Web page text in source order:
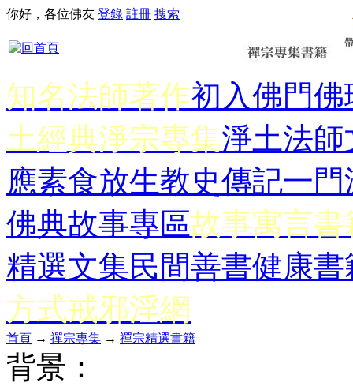
你好，各位佛友 登錄 註冊 搜索
知名法師著作初入佛門佛
土經典淨宗專集淨土法師
應素食放生教史傳記一門
佛典故事專區故事寓言書
精選文集民間善書健康書
方式戒邪淫網
首頁 → 禪宗專集 → 禪宗精選書籍
背景：